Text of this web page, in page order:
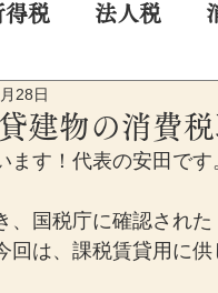
得税 法人税
営
建物の消費
28日
ます！代表の安田です
、国税庁に確認され
回は、課税賃貸用に